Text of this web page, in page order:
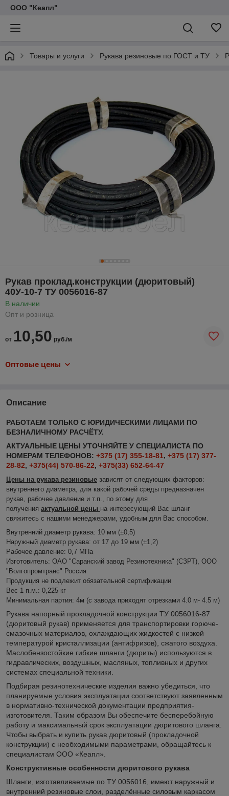
ООО "Кеапл"
Товары и услуги Рукава резиновые по ГОСТ и ТУ
Рукав проклад.конструкции (дюритовый)
40У-10-7 ТУ 0056016-87
В наличии
Опт и розница
от 10,50 руб./м
Оптовые цены
Описание
РАБОТАЕМ ТОЛЬКО С ЮРИДИЧЕСКИМИ ЛИЦАМИ ПО
БЕЗНАЛИЧНОМУ РАСЧЁТУ.
АКТУАЛЬНЫЕ ЦЕНЫ УТОЧНЯЙТЕ У СПЕЦИАЛИСТА ПО
НОМЕРАМ ТЕЛЕФОНОВ: +375 (17) 355-18-81, +375 (17) 377-
28-82, +375(44) 570-86-22, +375(33) 652-64-47
Цены на рукава резиновые зависят от следующих факторов:
внутреннего диаметра, для какой рабочей среды предназначен
рукав, рабочее давление и т.п., по этому для
получения актуальной цены на интересующий Вас шланг
свяжитесь с нашими менеджерами, удобным для Вас способом.
Внутренний диаметр рукава: 10 мм (±0,5)
Наружный диаметр рукава: от 17 до 19 мм (±1,2)
Рабочее давление: 0,7 МПа
Изготовитель: ОАО "Саранский завод Резинотехника" (СЗРТ), ООО
"Волгопромтранс" Россия
Продукция не подлежит обязательной сертификации
Вес 1 п.м.: 0,225 кг
Минимальная партия: 4м (с завода приходят отрезками 4.0 м- 4.5 м)
Рукава напорный прокладочной конструкции ТУ 0056016-87
(дюритовый рукав) применяется для транспортировки горюче-
смазочных материалов, охлаждающих жидкостей с низкой
температурой кристаллизации (антифризов), сжатого воздуха.
Маслобензостойкие гибкие шланги (дюриты) используются в
гидравлических, воздушных, масляных, топливных и других
системах специальной техники.
Подбирая резинотехнические изделия важно убедиться, что
планируемые условия эксплуатации соответствуют заявленным
в нормативно-технической документации предприятия-
изготовителя. Таким образом Вы обеспечите бесперебойную
работу и максимальный срок эксплуатации дюритового шланга.
Чтобы выбрать и купить рукав дюритовый (прокладочной
конструкции) с необходимыми параметрами, обращайтесь к
специалистам ООО «Кеапл».
Конструктивные особенности дюритового рукава
Шланги, изготавливаемые по ТУ 0056016, имеют наружный и
внутренний резиновые слои, разделённые силовым каркасом